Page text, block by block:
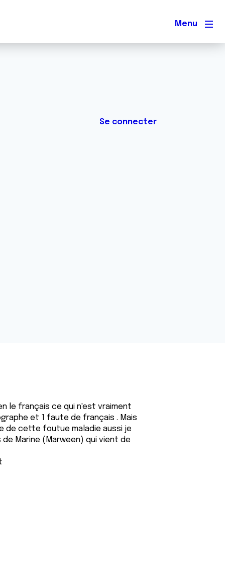
Menu
Se connecter
le français ce qui n'est vraiment
et 1 faute de français . Mais
de cette foutue maladie aussi je
Marine (Marween) qui vient de